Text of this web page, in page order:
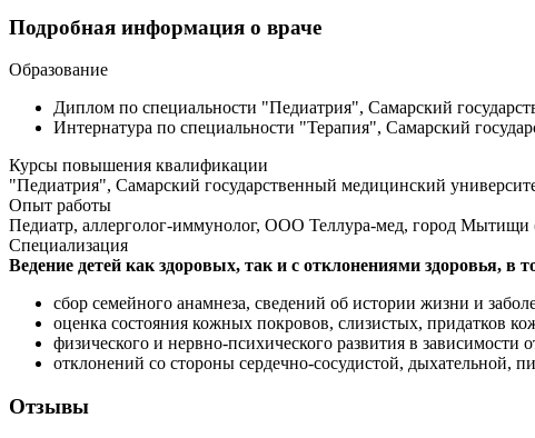
Подробная информация о враче
Образование
Диплом по специальности "Педиатрия", Самарский
Интернатура по специальности "Терапия", Самарский
Курсы повышения квалификации
"Педиатрия", Самарский государственный медицинский
Опыт работы
Педиатр, аллерголог-иммунолог, ООО Теллура-мед, город Мытищи
Специализация
Ведение детей как здоровых, так и с отклонениями здоровья, в
сбор семейного анамнеза, сведений об истории жизни и
оценка состояния кожных покровов, слизистых, придатков
физического и нервно-психического развития в зависимости
отклонений со стороны сердечно-сосудистой, дыхательной,
Отзывы